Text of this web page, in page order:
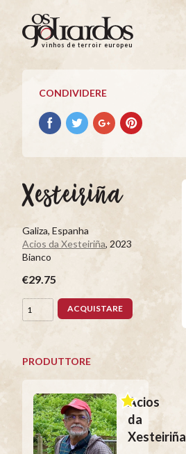
Os
Goliardos
Vinhos
Terroir
Europeus
vinhos de terroir europeus
CONDIVIDERE
Condividere
su
Condividere
su
Condividere
su
Condividere
su
Xesteiriña
Galiza, Espanha
Acios da Xesteiriña, 2023
Bianco
€29.75
ACQUISTARE
PRODUTTORE
Acios
da
Xesteiriña